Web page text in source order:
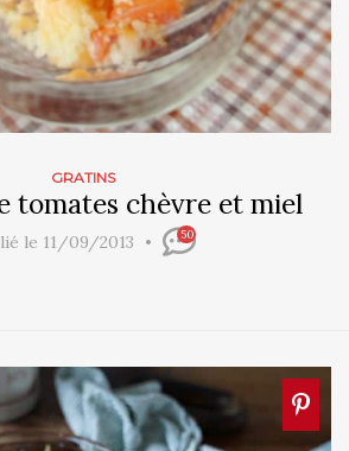
GRATINS
tomates chèvre et miel
le 11/09/2013 50